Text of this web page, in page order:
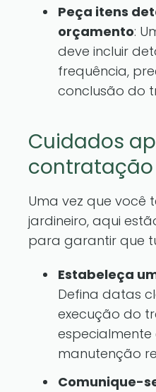
Peça itens
orçamento:
deve incluir
frequência,
conclusão do
Cuidados
Uma vez que
jardineiro, aqui
para garantir que
Estabeleça
Defina datas
execução do
especialmente
manutenção
Comunique-